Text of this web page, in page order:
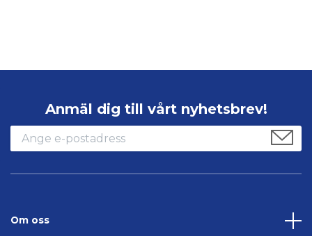
Anmäl dig till vårt nyhetsbrev!
Om oss